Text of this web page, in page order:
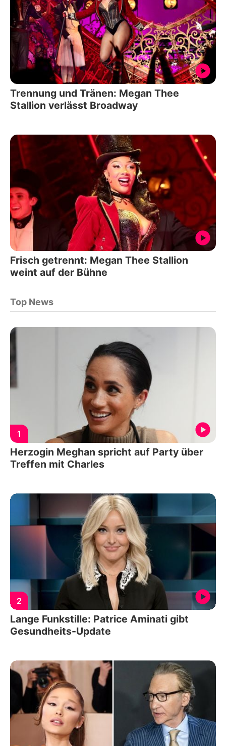
Trennung und Tränen: Megan Thee
Stallion verlässt Broadway
Frisch getrennt: Megan Thee Stallion
weint auf der Bühne
Top News
1
Herzogin Meghan spricht auf Party über
Treffen mit Charles
2
Lange Funkstille: Patrice Aminati gibt
Gesundheits-Update